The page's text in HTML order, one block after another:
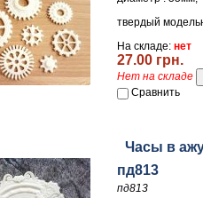
твердый
На складе: нет
27.00 грн.
Нет на складе
Сравнить
Часы в
пд813
пд813